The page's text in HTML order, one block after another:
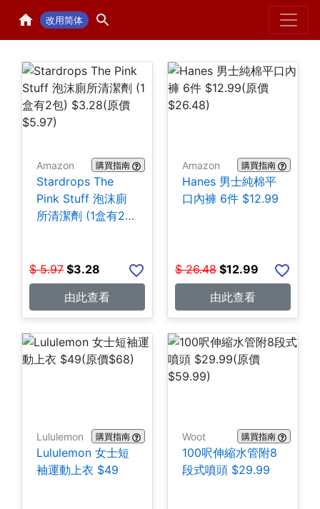
改用简体 Home
Amazon 購買指南
Stardrops The
Pink Stuff 泡沫廁
所清潔劑 (1盒有2
$ 5.97 $3.28
由此查看
Amazon 購買指南
Hanes 男士純棉平
口內褲 6件 $12.99
$ 26.48 $12.99
由此查看
Lululemon 購買指南
Lululemon 女士短
袖運動上衣 $49
Woot 購買指南
100呎伸縮水管附8
段式噴頭 $29.99